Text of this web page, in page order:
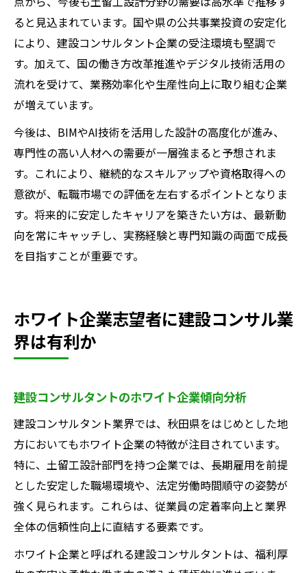
ると見込まれています。国や県の公共事業投資の安定化
により、建設コンサルタント企業の受注環境も堅調で
す。加えて、国の働き方改革推進やデジタル技術活用の
流れを受けて、業務効率化や生産性向上に取り組む企業
が増えています。
今後は、BIMやAI技術を活用した設計の高度化が進み、
専門性の高い人材への需要が一層強まると予想されま
す。これにより、継続的なスキルアップや資格取得への
意欲が、転職市場での評価を左右するポイントとなりま
す。将来的に安定したキャリアを築きたい方は、最新動
向を常にキャッチし、実務経験と専門知識の両面で成長
を目指すことが重要です。
ホワイト企業志望者に建設コンサル業
界は有利か
建設コンサルタントのホワイト企業傾向分析
建設コンサルタント業界では、秋田県をはじめとした地
方においてもホワイト企業の特徴が注目されています。
特に、土留工設計部門を持つ企業では、長期雇用を前提
とした安定した職場環境や、法定労働時間順守の姿勢が
強く見られます。これらは、従業員の定着率向上と業界
全体の信頼性向上に直結する要素です。
ホワイト企業と呼ばれる建設コンサルタントは、福利厚